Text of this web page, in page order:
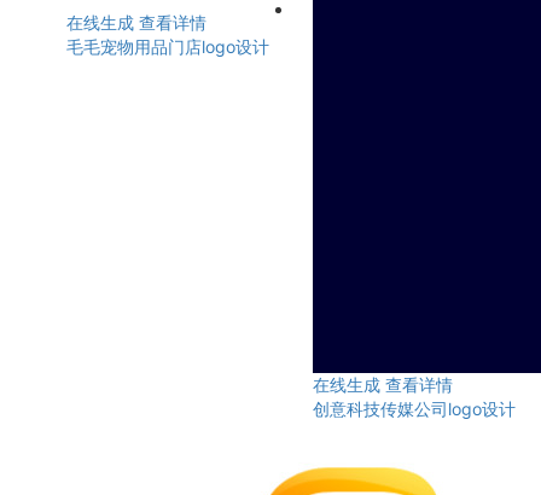
在线生成 查看详情
毛毛宠物用品门店logo设计
在线生成 查看详情
创意科技传媒公司logo设计